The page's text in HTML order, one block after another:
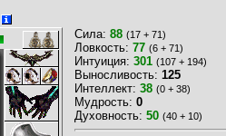
Сила: 88 (17 + 71)
Ловкость: 77 (6 + 71)
Интуиция: 301 (107 + 194)
Выносливость: 125
Интеллект: 38 (0 + 38)
Мудрость: 0
Духовность: 50 (40 + 10)